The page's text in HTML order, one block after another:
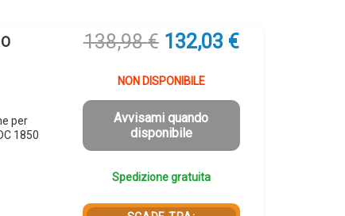
per
1850
138,98€ Il
prezzo
originale
era:
138,98 €.
132,03 €Il
è:
NON DISPONIBILE
Avvisami quando
disponibile
Spedizione gratuita